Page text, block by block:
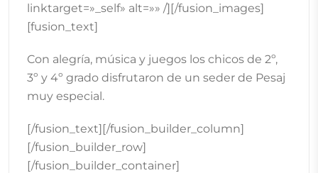
linktarget=»_self» alt=»» /][/fusion_images]
[fusion_text]
Con alegría, música y juegos los chicos de 2º,
3º y 4º grado disfrutaron de un seder de Pesaj
muy especial.
[/fusion_text][/fusion_builder_column]
[/fusion_builder_row]
[/fusion_builder_container]